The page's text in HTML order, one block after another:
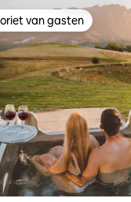
van 4,96 uit 5, 329
van gasten
van gasten